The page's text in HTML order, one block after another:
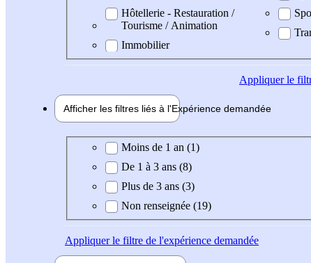
Hôtellerie - Restauration /
Tourisme / Animation
Immobilier
Appliquerle
Afficher les filtres liés à l'Expérience demandée
Expérience demandée
Moins de 1 an (1)
De 1 à 3 ans (8)
Plus de 3 ans (3)
Non renseignée (19)
Appliquerle filtre de l'expérience demandée